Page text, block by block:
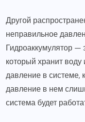
Другой
неправильное
Гидроаккумулятор —
который хранит
давление в системе,
давление в нем
система будет